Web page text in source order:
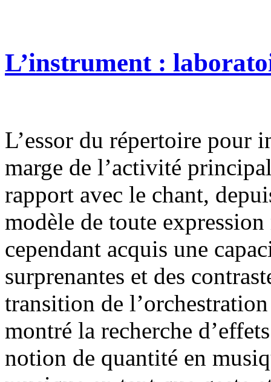
L’instrument :
L’essor du répertoire pour
marge de l’activité
rapport avec le chant,
modèle de toute
cependant acquis une
surprenantes et des
transition de
montré la recherche
notion de quantité en